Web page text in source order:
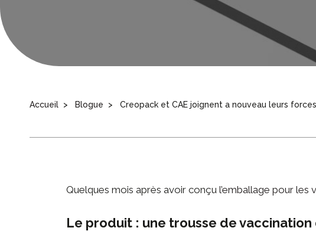
Accueil Blogue Creopack et CAE joignent a nouveau leurs
Quelques mois après avoir conçu l’emballage pour les
Le produit : une trousse de